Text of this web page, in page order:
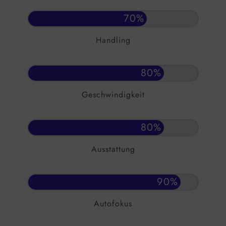
70%
Handling
80%
Geschwindigkeit
80%
Ausstattung
90%
Autofokus